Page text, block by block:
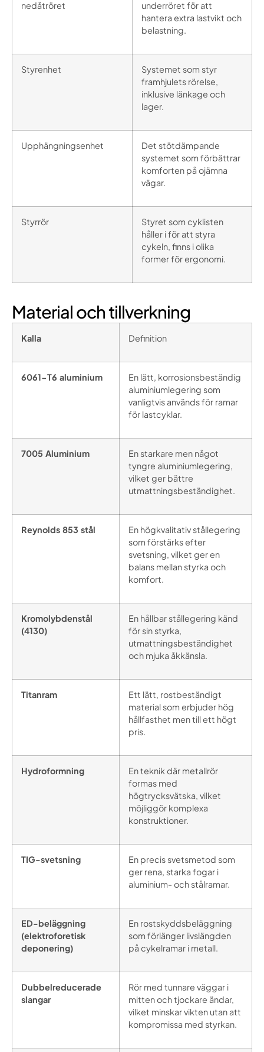
nedåtröret
underröret för att
hantera extra lastvikt och
belastning.
Styrenhet
Systemet som styr
framhjulets rörelse,
inklusive länkage och
lager.
Upphängningsenhet
Det stötdämpande
systemet som förbättrar
komforten på ojämna
vägar.
Styrrör
Styret som cyklisten
håller i för att styra
cykeln, finns i olika
former för ergonomi.
Material och tillverkning
Kalla Definition
6061-T6 aluminium
En lätt, korrosionsbeständig
aluminiumlegering som
vanligtvis används för ramar
för lastcyklar.
7005 Aluminium
En starkare men något
tyngre aluminiumlegering,
vilket ger bättre
utmattningsbeständighet.
Reynolds 853 stål
En högkvalitativ stållegering
som förstärks efter
svetsning, vilket ger en
balans mellan styrka och
komfort.
Kromolybdenstål
(4130)
En hållbar stållegering känd
för sin styrka,
utmattningsbeständighet
och mjuka åkkänsla.
Titanram
Ett lätt, rostbeständigt
material som erbjuder hög
hållfasthet men till ett högt
pris.
Hydroformning
En teknik där metallrör
formas med
högtrycksvätska, vilket
möjliggör komplexa
konstruktioner.
TIG-svetsning
En precis svetsmetod som
ger rena, starka fogar i
aluminium- och stålramar.
ED-beläggning
(elektroforetisk
deponering)
En rostskyddsbeläggning
som förlänger livslängden
på cykelramar i metall.
Dubbelreducerade
slangar
Rör med tunnare väggar i
mitten och tjockare ändar,
vilket minskar vikten utan att
kompromissa med styrkan.